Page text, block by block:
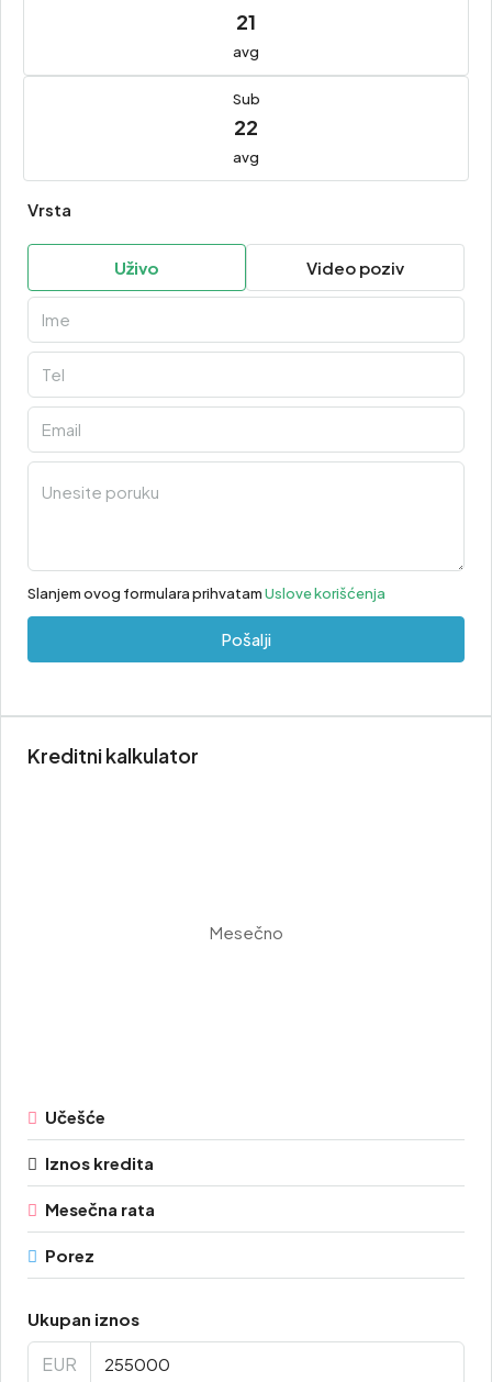
21
avg
Sub
22
avg
Vrsta
Uživo Video poziv
Slanjem ovog formulara prihvatamUslove korišćenja
Pošalji
Kreditni kalkulator
Mesečno
Učešće
Iznos kredita
Mesečna rata
Porez
Ukupan iznos
EUR